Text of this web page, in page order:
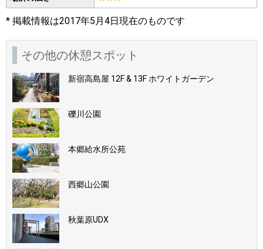
* 掲載情報は2017年5月4日現在のものです
その他の休憩スポット
新宿高島屋 12F & 13F ホワイトガーデン
礫川公園
本郷給水所公苑
西郷山公園
秋葉原UDX